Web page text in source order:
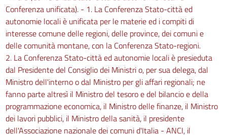
Conferenza unificata). - 1. La Conferenza Stato-città ed
autonomie locali è unificata per le materie ed i compiti di
interesse comune delle regioni, delle province, dei comuni e
delle comunità montane, con la Conferenza Stato-regioni.
2. La Conferenza Stato-città ed autonomie locali è presieduta
dal Presidente del Consiglio dei Ministri o, per sua delega, dal
Ministro dell'interno o dal Ministro per gli affari regionali; ne
fanno parte altresì il Ministro del tesoro e del bilancio e della
programmazione economica, il Ministro delle finanze, il Ministro
dei lavori pubblici, il Ministro della sanità, il presidente
dell'Associazione nazionale dei comuni d'Italia - ANCI, il